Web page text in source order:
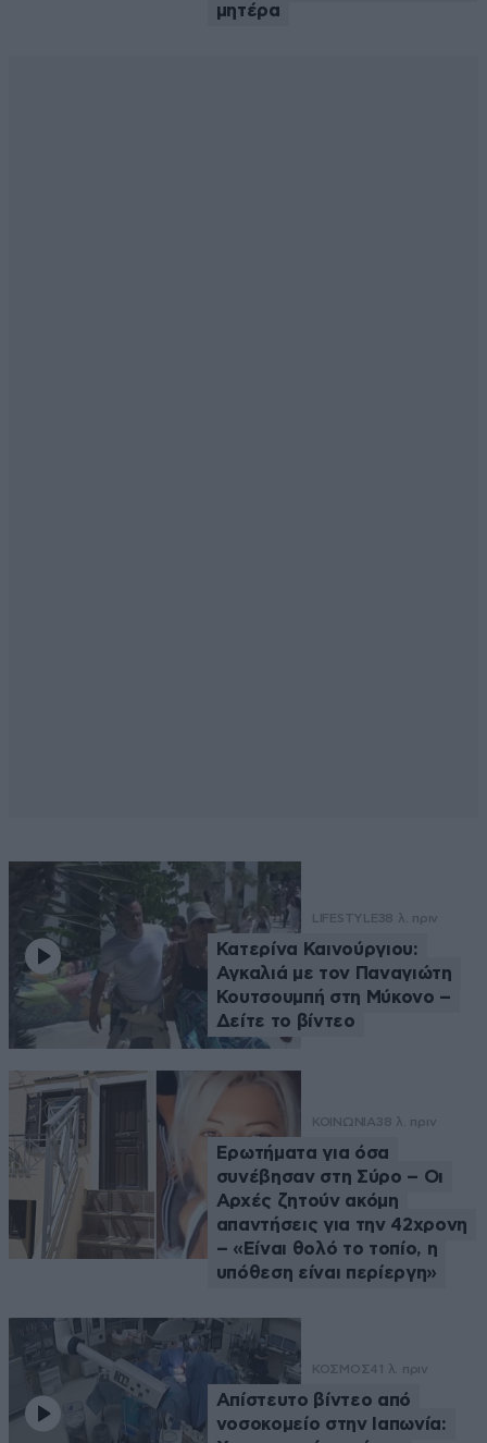
μητέρα
LIFESTYLE38 λ. πριν
Κατερίνα Καινούργιου:
Αγκαλιά με τον Παναγιώτη
Κουτσουμπή στη Μύκονο –
Δείτε το βίντεο
ΚΟΙΝΩΝΙΑ38 λ. πριν
Ερωτήματα για όσα
συνέβησαν στη Σύρο – Οι
Αρχές ζητούν ακόμη
απαντήσεις για την 42χρονη
– «Είναι θολό το τοπίο, η
υπόθεση είναι περίεργη»
ΚΟΣΜΟΣ41 λ. πριν
Απίστευτο βίντεο από
νοσοκομείο στην Ιαπωνία: